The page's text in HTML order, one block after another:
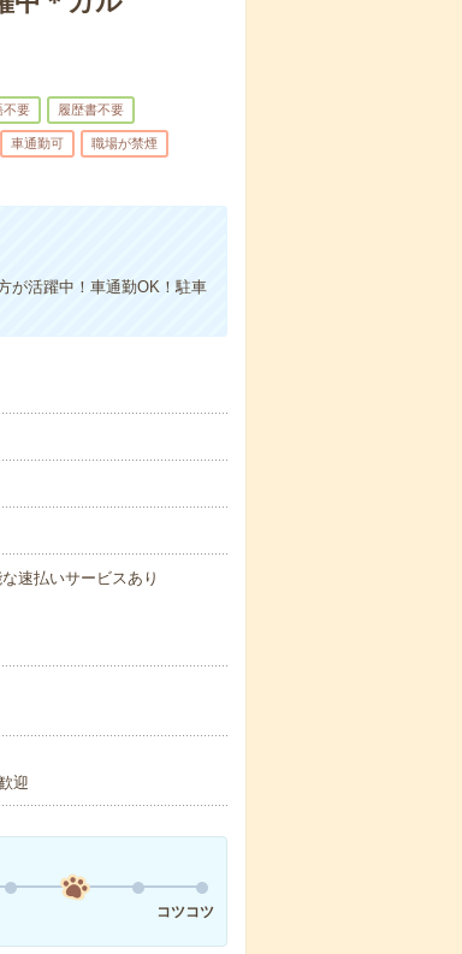
不要 履歴書不要
車通勤可 職場が禁煙
が活躍中！車通勤OK！駐車
速払いサービスあり
迎
コツコツ